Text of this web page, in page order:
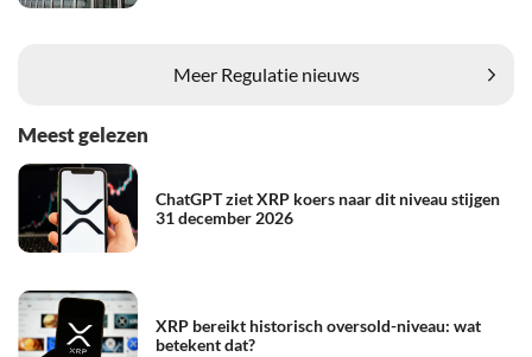
Meer Regulatie nieuws
Meest gelezen
ChatGPT ziet XRP koers naar dit niveau stijgen
31 december 2026
XRP bereikt historisch oversold-niveau: wat
betekent dat?